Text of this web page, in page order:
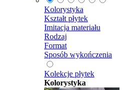
Kolorystyka
Kształt płytek
Imitacja materiału
Rodzaj
Format
Sposób wykończenia
Kolekcje płytek
Kolorystyka